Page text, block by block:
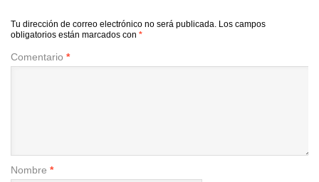
Tu dirección de correo electrónico no será publicada. Los campos
obligatorios están marcados con *
Comentario *
Nombre *